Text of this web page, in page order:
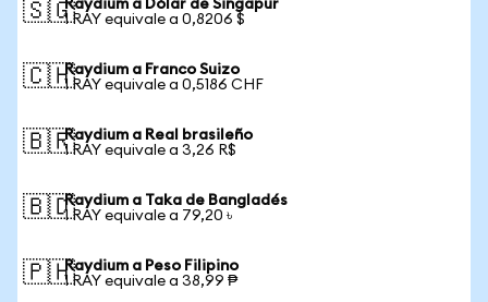
🇸🇬Raydium a Dólar de Singapur
1 RAY equivale a 0,8206 $
🇨🇭Raydium a Franco Suizo
1 RAY equivale a 0,5186 CHF
🇧🇷Raydium a Real brasileño
1 RAY equivale a 3,26 R$
🇧🇩Raydium a Taka de Bangladés
1 RAY equivale a 79,20 ৳
🇵🇭Raydium a Peso Filipino
1 RAY equivale a 38,99 ₱